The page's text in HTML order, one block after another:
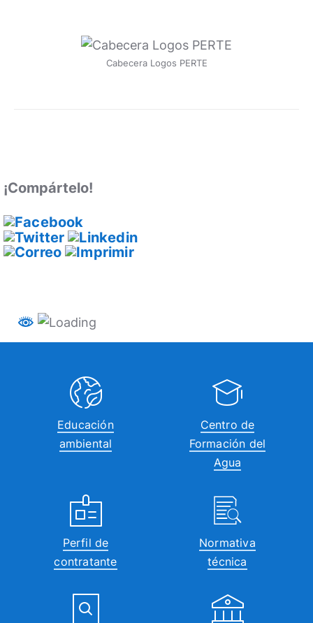
Cabecera Logos PERTE
¡Compártelo!
Educación
ambiental
Centro de
Formación del
Agua
Perfil de
contratante
Normativa
técnica